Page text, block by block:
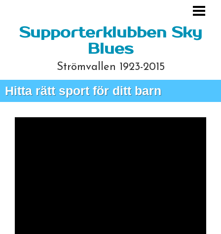
Supporterklubben Sky
Blues
Strömvallen 1923-2015
Hitta rätt sport för ditt barn